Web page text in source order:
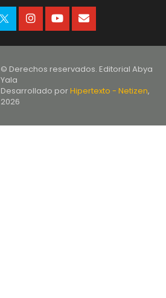
© Derechos reservados. Editorial Abya
Yala
Desarrollado porHipertexto - Netizen,
2026